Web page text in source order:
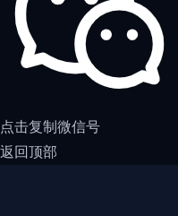
点击复制微信号
返回顶部